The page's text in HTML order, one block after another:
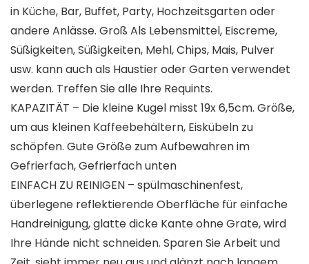
in Küche, Bar, Buffet, Party, Hochzeitsgarten oder
andere Anlässe. Groß Als Lebensmittel, Eiscreme,
Süßigkeiten, Süßigkeiten, Mehl, Chips, Mais, Pulver
usw. kann auch als Haustier oder Garten verwendet
werden. Treffen Sie alle Ihre Requints.
KAPAZITÄT – Die kleine Kugel misst 19x 6,5cm. Größe,
um aus kleinen Kaffeebehältern, Eiskübeln zu
schöpfen. Gute Größe zum Aufbewahren im
Gefrierfach, Gefrierfach unten
EINFACH ZU REINIGEN – spülmaschinenfest,
überlegene reflektierende Oberfläche für einfache
Handreinigung, glatte dicke Kante ohne Grate, wird
Ihre Hände nicht schneiden. Sparen Sie Arbeit und